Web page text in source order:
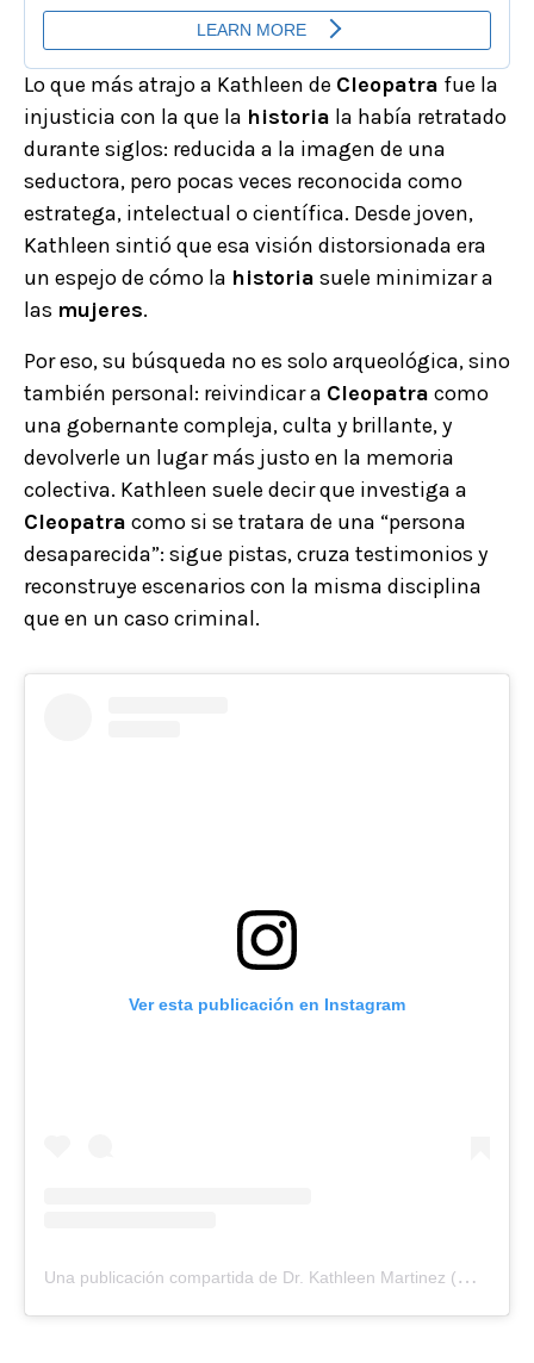
Lo que más atrajo a Kathleen de Cleopatra fue la
injusticia con la que la historia la había retratado
durante siglos: reducida a la imagen de una
seductora, pero pocas veces reconocida como
estratega, intelectual o científica. Desde joven,
Kathleen sintió que esa visión distorsionada era
un espejo de cómo la historia suele minimizar a
las mujeres.
Por eso, su búsqueda no es solo arqueológica, sino
también personal: reivindicar a Cleopatra como
una gobernante compleja, culta y brillante, y
devolverle un lugar más justo en la memoria
colectiva. Kathleen suele decir que investiga a
Cleopatra como si se tratara de una “persona
desaparecida”: sigue pistas, cruza testimonios y
reconstruye escenarios con la misma disciplina
que en un caso criminal.
Ver esta publicación en Instagram
U
na publicación compartida de Dr. Kathleen Martinez (@drkathleenmartinez)